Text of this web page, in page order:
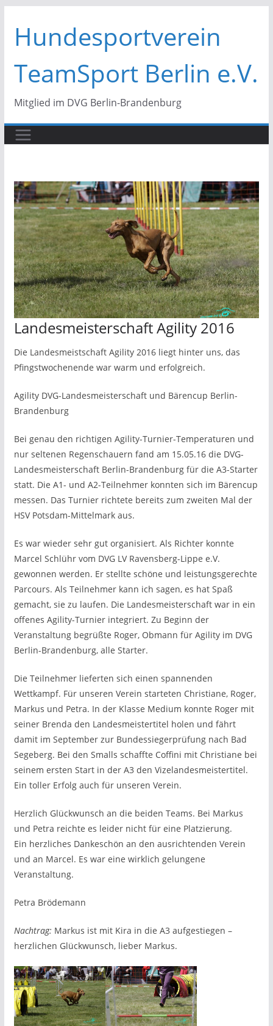
Inhalt
springen
Hundesportverein
TeamSport Berlin e.V.
Mitglied im DVG Berlin-Brandenburg
Landesmeisterschaft Agility 2016
Die Landesmeistschaft Agility 2016 liegt hinter uns, das
Pfingstwochenende war warm und erfolgreich.
Agility DVG-Landesmeisterschaft und Bärencup Berlin-
Brandenburg
Bei genau den richtigen Agility-Turnier-Temperaturen und
nur seltenen Regenschauern fand am 15.05.16 die DVG-
Landesmeisterschaft Berlin-Brandenburg für die A3-Starter
statt. Die A1- und A2-Teilnehmer konnten sich im Bärencup
messen. Das Turnier richtete bereits zum zweiten Mal der
HSV Potsdam-Mittelmark aus.
Es war wieder sehr gut organisiert. Als Richter konnte
Marcel Schlühr vom DVG LV Ravensberg-Lippe e.V.
gewonnen werden. Er stellte schöne und leistungsgerechte
Parcours. Als Teilnehmer kann ich sagen, es hat Spaß
gemacht, sie zu laufen. Die Landesmeisterschaft war in ein
offenes Agility-Turnier integriert. Zu Beginn der
Veranstaltung begrüßte Roger, Obmann für Agility im DVG
Berlin-Brandenburg, alle Starter.
Die Teilnehmer lieferten sich einen spannenden
Wettkampf. Für unseren Verein starteten Christiane, Roger,
Markus und Petra. In der Klasse Medium konnte Roger mit
seiner Brenda den Landesmeistertitel holen und fährt
damit im September zur Bundessiegerprüfung nach Bad
Segeberg. Bei den Smalls schaffte Coffini mit Christiane bei
seinem ersten Start in der A3 den Vizelandesmeistertitel.
Ein toller Erfolg auch für unseren Verein.
Herzlich Glückwunsch an die beiden Teams. Bei Markus
und Petra reichte es leider nicht für eine Platzierung.
Ein herzliches Dankeschön an den ausrichtenden Verein
und an Marcel. Es war eine wirklich gelungene
Veranstaltung.
Petra Brödemann
Nachtrag: Markus ist mit Kira in die A3 aufgestiegen –
herzlichen Glückwunsch, lieber Markus.